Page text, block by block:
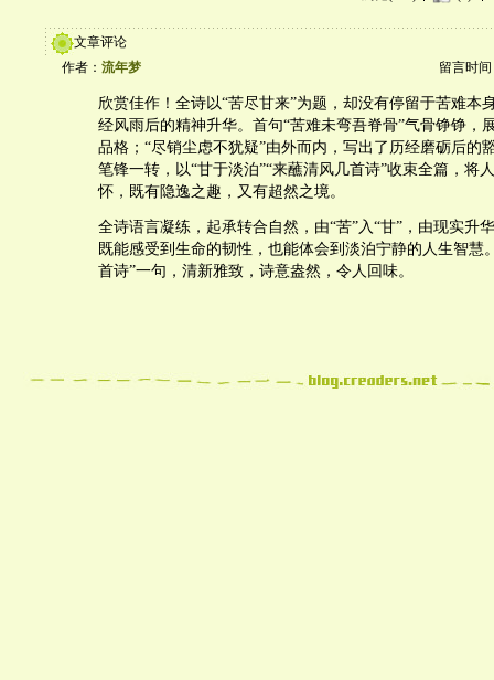
文章评论
作者： 流年梦 留言时间
欣赏佳作！全诗以“苦尽甘来”为题，却没有停留于苦难本
经风雨后的精神升华。首句“苦难未弯吾脊骨”气骨铮铮，
品格；“尽销尘虑不犹疑”由外而内，写出了历经磨砺后的
笔锋一转，以“甘于淡泊”“来蘸清风几首诗”收束全篇，将
怀，既有隐逸之趣，又有超然之境。
全诗语言凝练，起承转合自然，由“苦”入“甘”，由现实升
既能感受到生命的韧性，也能体会到淡泊宁静的人生智慧
首诗”一句，清新雅致，诗意盎然，令人回味。